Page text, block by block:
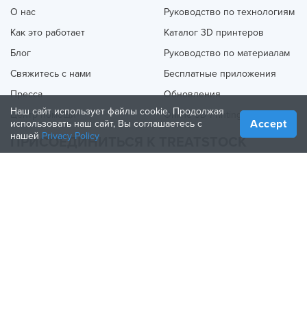
О нас
Как это работает
Блог
Свяжитесь с нами
Пресса
Центр помощи
Руководство по технологиям
Каталог 3D принтеров
Руководство по материалам
Бесплатные приложения
Обновления
Online 3D Printing
ПРИСОЕДИНИТЬСЯ К TREATSTOCK
Наш сайт использует файлы cookie. Продолжая
использовать наш сайт, Вы соглашаетесь с
нашей Privacy Policy
Accept